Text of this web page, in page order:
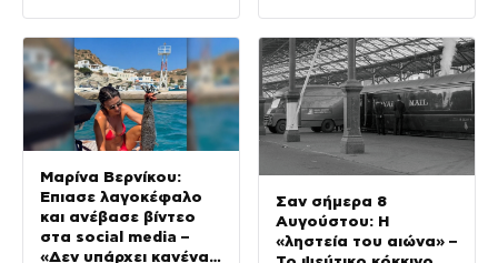
Μαρίνα Βερνίκου:
Έπιασε λαγοκέφαλο
και ανέβασε βίντεο
στα social media –
«Δεν υπάρχει κανένας
Σαν σήμερα 8
Αυγούστου: Η
«ληστεία του αιώνα» –